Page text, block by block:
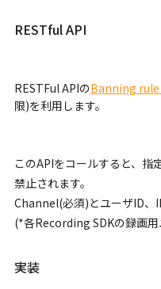
RESTful API
RESTFul APIのBanning
限)を利用します。
このAPIをコールすると、
禁止されます。
Channel(必須)とユーザID、
(*各Recording SDKの録画
実装